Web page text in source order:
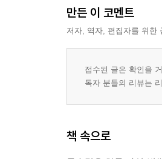
만든 이 코멘트
저자, 역자, 편집자를 위한
접수된 글은 확인을
독자 분들의 리뷰는
책 속으로